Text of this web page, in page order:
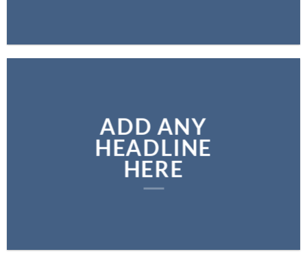
ADD ANY
HEADLINE
HERE